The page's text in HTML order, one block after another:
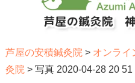
芦屋の安積鍼灸院 > オンラ
灸院 > 写真 2020-04-28 20 51